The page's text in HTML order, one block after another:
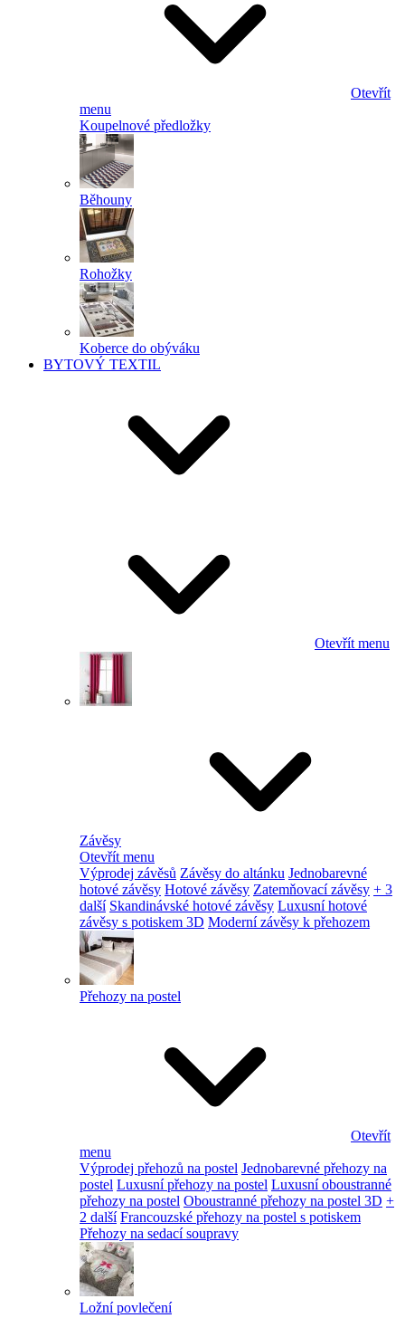
Otevřít
menu
Koupelnové předložky
Běhouny
Rohožky
Koberce do obýváku
BYTOVÝ TEXTIL
Otevřít menu
Závěsy
Otevřít menu
Výprodej závěsů Závěsy do altánku Jednobarevné
hotové závěsy Hotové závěsy Zatemňovací závěsy + 3
další Skandinávské hotové závěsy Luxusní hotové
závěsy s potiskem 3D Moderní závěsy k přehozem
Přehozy na postel
Otevřít
menu
Výprodej přehozů na postel Jednobarevné přehozy na
postel Luxusní přehozy na postel Luxusní oboustranné
přehozy na postel Oboustranné přehozy na postel 3D +
2 další Francouzské přehozy na postel s potiskem
Přehozy na sedací soupravy
Ložní povlečení